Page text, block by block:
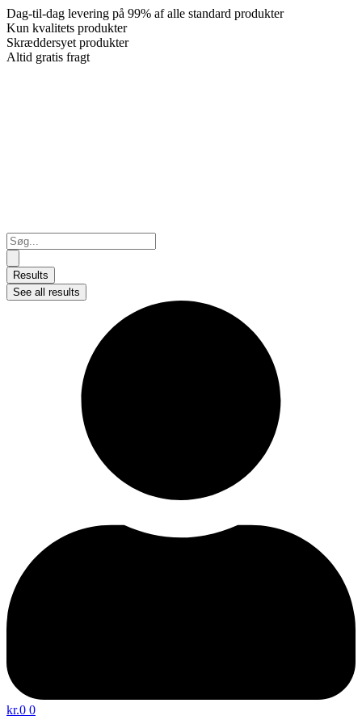
Dag-til-dag levering på 99% af alle standard produkter
Kun kvalitets produkter
Skræddersyet produkter
Altid gratis fragt
Search
...
Results
See all results
kr.0 0